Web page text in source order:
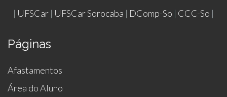
| UFSCar | UFSCar Sorocaba | DComp-So | CCC-So |
Páginas
Afastamentos
Área do Aluno